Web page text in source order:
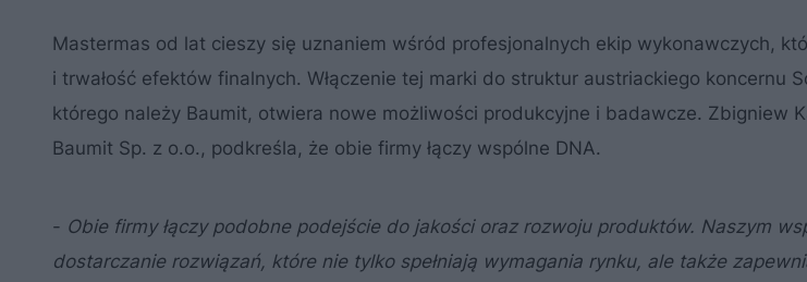
Mastermas od lat cieszy się uznaniem wśród profesjonalnych ekip wykonawczych,
i trwałość efektów finalnych. Włączenie tej marki do struktur austriackiego koncernu
którego należy Baumit, otwiera nowe możliwości produkcyjne i badawcze. Zbigniew
Baumit Sp. z o.o., podkreśla, że obie firmy łączy wspólne DNA.
- Obie firmy łączy podobne podejście do jakości oraz rozwoju produktów. Naszym
dostarczanie rozwiązań, które nie tylko spełniają wymagania rynku, ale także